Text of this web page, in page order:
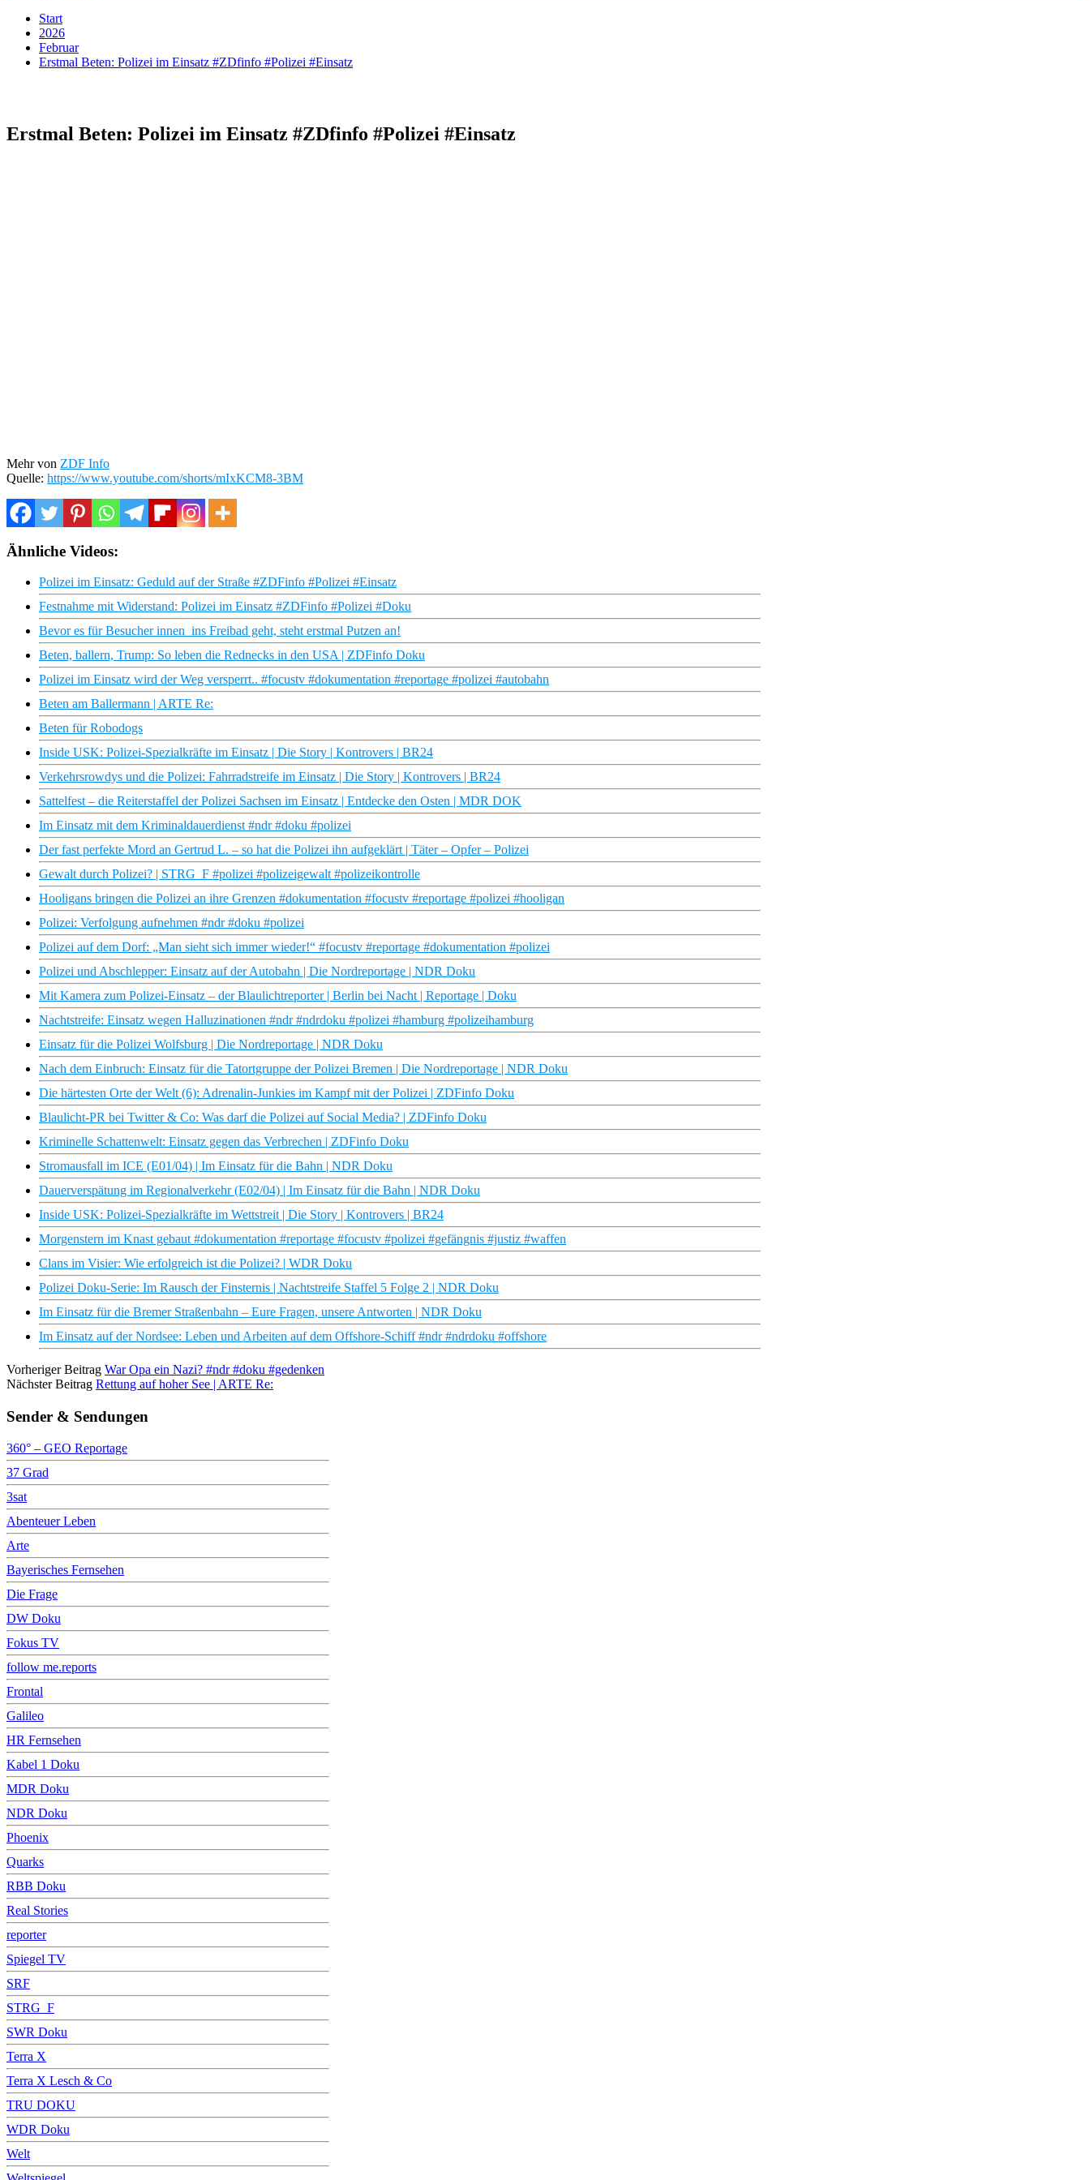
Start
2026
Februar
Erstmal Beten: Polizei im Einsatz #ZDfinfo #Polizei #Einsatz
Erstmal Beten: Polizei im Einsatz #ZDfinfo #Polizei #Einsatz
Mehr von ZDF Info
Quelle: https://www.youtube.com/shorts/mIxKCM8-3BM
Ähnliche Videos:
Polizei im Einsatz: Geduld auf der Straße #ZDFinfo #Polizei #Einsatz
Festnahme mit Widerstand: Polizei im Einsatz #ZDFinfo #Polizei #Doku
Bevor es für Besucher innen ins Freibad geht, steht erstmal Putzen an!
Beten, ballern, Trump: So leben die Rednecks in den USA | ZDFinfo Doku
Polizei im Einsatz wird der Weg versperrt.. #focustv #dokumentation #reportage #polizei #autobahn
Beten am Ballermann | ARTE Re:
Beten für Robodogs
Inside USK: Polizei-Spezialkräfte im Einsatz | Die Story | Kontrovers | BR24
Verkehrsrowdys und die Polizei: Fahrradstreife im Einsatz | Die Story | Kontrovers | BR24
Sattelfest – die Reiterstaffel der Polizei Sachsen im Einsatz | Entdecke den Osten | MDR DOK
Im Einsatz mit dem Kriminaldauerdienst #ndr #doku #polizei
Der fast perfekte Mord an Gertrud L. – so hat die Polizei ihn aufgeklärt | Täter – Opfer – Polizei
Gewalt durch Polizei? | STRG_F #polizei #polizeigewalt #polizeikontrolle
Hooligans bringen die Polizei an ihre Grenzen #dokumentation #focustv #reportage #polizei #hooligan
Polizei: Verfolgung aufnehmen #ndr #doku #polizei
Polizei auf dem Dorf: „Man sieht sich immer wieder!“ #focustv #reportage #dokumentation #polizei
Polizei und Abschlepper: Einsatz auf der Autobahn | Die Nordreportage | NDR Doku
Mit Kamera zum Polizei-Einsatz – der Blaulichtreporter | Berlin bei Nacht | Reportage | Doku
Nachtstreife: Einsatz wegen Halluzinationen #ndr #ndrdoku #polizei #hamburg #polizeihamburg
Einsatz für die Polizei Wolfsburg | Die Nordreportage | NDR Doku
Nach dem Einbruch: Einsatz für die Tatortgruppe der Polizei Bremen | Die Nordreportage | NDR Doku
Die härtesten Orte der Welt (6): Adrenalin-Junkies im Kampf mit der Polizei | ZDFinfo Doku
Blaulicht-PR bei Twitter & Co: Was darf die Polizei auf Social Media? | ZDFinfo Doku
Kriminelle Schattenwelt: Einsatz gegen das Verbrechen | ZDFinfo Doku
Stromausfall im ICE (E01/04) | Im Einsatz für die Bahn | NDR Doku
Dauerverspätung im Regionalverkehr (E02/04) | Im Einsatz für die Bahn | NDR Doku
Inside USK: Polizei-Spezialkräfte im Wettstreit | Die Story | Kontrovers | BR24
Morgenstern im Knast gebaut #dokumentation #reportage #focustv #polizei #gefängnis #justiz #waffen
Clans im Visier: Wie erfolgreich ist die Polizei? | WDR Doku
Polizei Doku-Serie: Im Rausch der Finsternis | Nachtstreife Staffel 5 Folge 2 | NDR Doku
Im Einsatz für die Bremer Straßenbahn – Eure Fragen, unsere Antworten | NDR Doku
Im Einsatz auf der Nordsee: Leben und Arbeiten auf dem Offshore-Schiff #ndr #ndrdoku #offshore
Vorheriger Beitrag War Opa ein Nazi? #ndr #doku #gedenken
Nächster Beitrag Rettung auf hoher See | ARTE Re:
Sender & Sendungen
360° – GEO Reportage
37 Grad
3sat
Abenteuer Leben
Arte
Bayerisches Fernsehen
Die Frage
DW Doku
Fokus TV
follow me.reports
Frontal
Galileo
HR Fernsehen
Kabel 1 Doku
MDR Doku
NDR Doku
Phoenix
Quarks
RBB Doku
Real Stories
reporter
Spiegel TV
SRF
STRG_F
SWR Doku
Terra X
Terra X Lesch & Co
TRU DOKU
WDR Doku
Welt